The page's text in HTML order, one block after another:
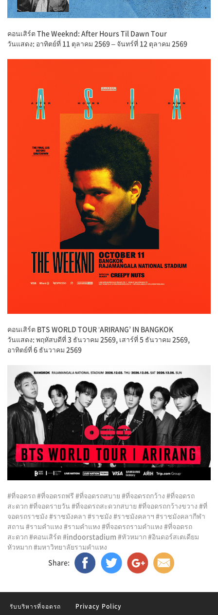
คอนเสิร์ต The Weeknd: After Hours Til Dawn Tour
วันแสดง: อาทิตย์ที่ 11 ตุลาคม 2569 – จันทร์ที่ 12 ตุลาคม 2569
คอนเสิร์ต BTS WORLD TOUR ‘ARIRANG’ IN BANGKOK
วันแสดง: พฤหัสบดีที่ 3 ธันวาคม 2569, เสาร์ที่ 5 ธันวาคม 2569,
อาทิตย์ที่ 6 ธันวาคม 2569
#ที่จอดรถ #ที่จอดรถฟรี #ที่จอดรถสบาย #ที่จอดรถกว้าง #ที่จอดรถ
สะดวก #ที่จอดรายวัน #ที่จอดรถสะดวกสบาย #ที่จอดรถกว้างขวาง #ที่
จอดรถราชมัง #ราชมังคลา #ราชมัง #ราชมังคลาฯ #ราชมังคลากีฬา
สถาน #รามคำแหง #รามคําแหง #ที่จอดรถรามคำแหง #ที่จอดรถ
สะดวก #คอนเสิร์ต #indoorstadium #หัวหมาก #อินดอร์สเตเดียม
หัวหมาก #มหาวิทยาลัยรามคำแหง
Share:
รับบริหารที่จอดรถ Privacy Policy